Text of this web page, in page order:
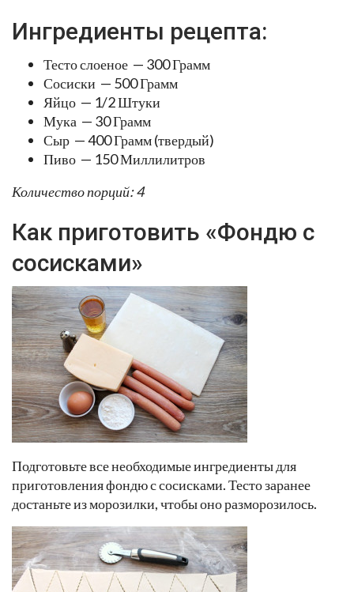
Ингредиенты рецепта:
Тесто слоеное — 300 Грамм
Сосиски — 500 Грамм
Яйцо — 1/2 Штуки
Мука — 30 Грамм
Сыр — 400 Грамм (твердый)
Пиво — 150 Миллилитров
Количество порций: 4
Как приготовить «Фондю с
сосисками»
Подготовьте все необходимые ингредиенты для
приготовления фондю с сосисками. Тесто заранее
достаньте из морозилки, чтобы оно разморозилось.